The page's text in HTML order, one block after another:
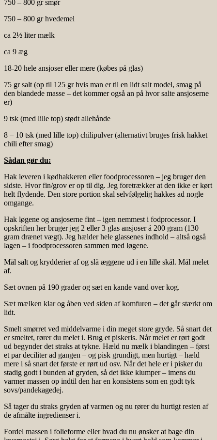
750 – 800 gr smør
750 – 800 gr hvedemel
ca 2½ liter mælk
ca 9 æg
18-20 hele ansjoser eller mere (købes på glas)
75 gr salt (op til 125 gr hvis man er til en lidt salt model, smag på
den blandede masse – det kommer også an på hvor salte ansjoserne
er)
9 tsk (med lille top) stødt allehånde
8 – 10 tsk (med lille top) chilipulver (alternativt bruges frisk hakket
chili efter smag)
Sådan gør du:
Hak leveren i kødhakkeren eller foodprocessoren – jeg bruger den
sidste. Hvor fin/grov er op til dig. Jeg foretrækker at den ikke er kørt
helt flydende. Den store portion skal selvfølgelig hakkes ad nogle
omgange.
Hak løgene og ansjoserne fint – igen nemmest i fodprocessor. I
opskriften her bruger jeg 2 eller 3 glas ansjoser á 200 gram (130
gram drænet vægt). Jeg hælder hele glassenes indhold – altså også
lagen – i foodprocessoren sammen med løgene.
Mål salt og krydderier af og slå æggene ud i en lille skål. Mål melet
af.
Sæt ovnen på 190 grader og sæt en kande vand over kog.
Sæt mælken klar og åben ved siden af komfuren – det går stærkt om
lidt.
Smelt smørret ved middelvarme i din meget store gryde. Så snart det
er smeltet, rører du melet i. Brug et piskeris. Når melet er rørt godt
ud begynder det straks at tykne. Hæld nu mælk i blandingen – først
et par deciliter ad gangen – og pisk grundigt, men hurtigt – hæld
mere i så snart det første er rørt ud osv. Når det hele er i pisker du
stadig godt i bunden af gryden, så det ikke klumper – imens du
varmer massen op indtil den har en konsistens som en godt tyk
sovs/pandekagedej.
Så tager du straks gryden af varmen og nu rører du hurtigt resten af
de afmålte ingredienser i.
Fordel massen i folieforme eller hvad du nu ønsker at bage din